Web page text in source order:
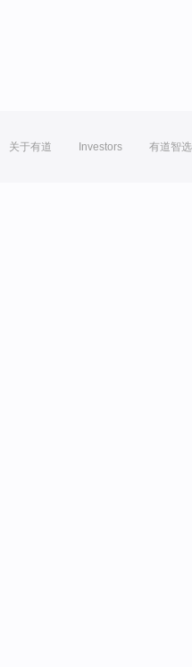
关于有道 Investors 有道智选